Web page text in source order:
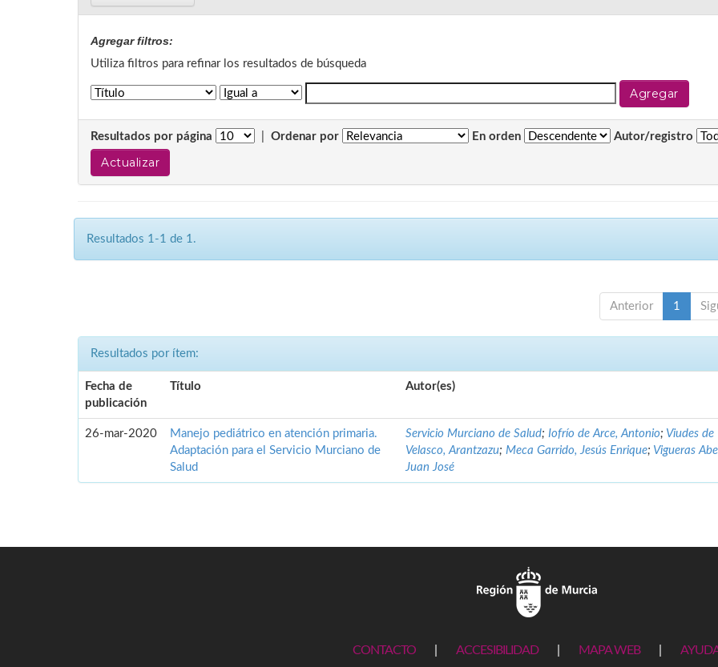
Agregar filtros:
Utiliza filtros para refinar los resultados de búsqueda
Resultados por página Ordenar por En orden Autor/registro
Resultados 1-1 de 1.
Anterior 1
Resultados por ítem:
Fecha de
publicación
Título Autor(es)
26-mar-2020
Manejo pediátrico en atención primaria.
Adaptación para el Servicio Murciano de
Salud
Servicio Murciano de Salud;Iofrío de Arce, Antonio; Viudes de
Velasco, Arantzazu;Meca Garrido, Jesús Enrique; Vigueras
Juan José
CONTACTO ACCESIBILIDAD MAPA WEB